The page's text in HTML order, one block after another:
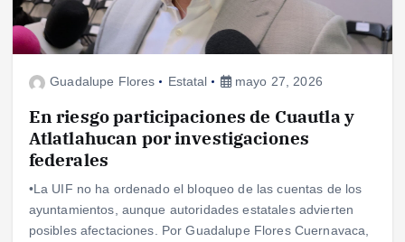
Guadalupe Flores Estatal mayo 27, 2026
En riesgo participaciones de Cuautla y
Atlatlahucan por investigaciones
federales
•La UIF no ha ordenado el bloqueo de las cuentas de los
ayuntamientos, aunque autoridades estatales advierten
posibles afectaciones. Por Guadalupe Flores Cuernavaca,